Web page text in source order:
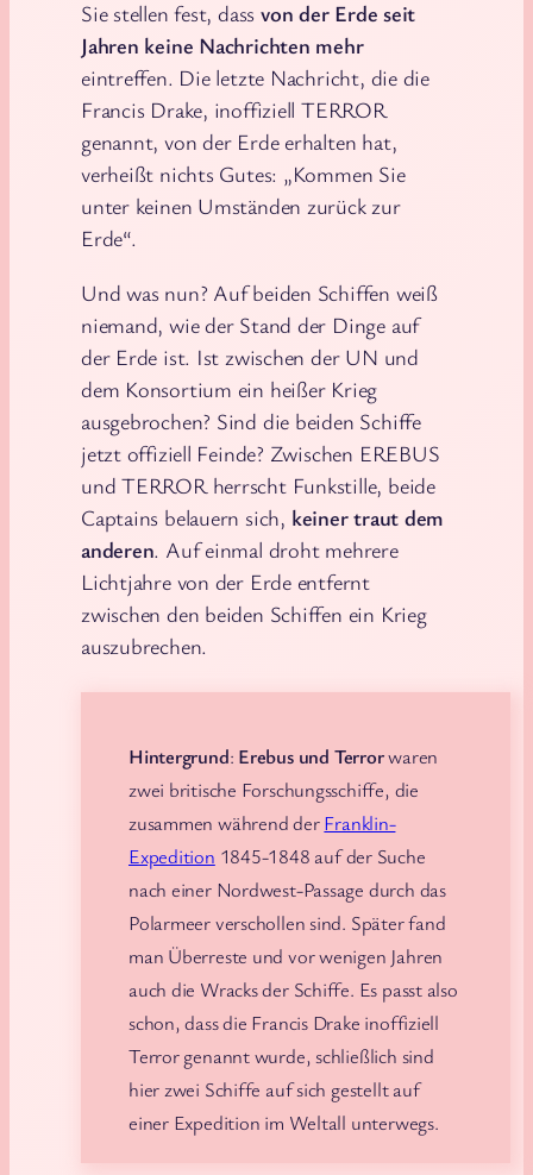
Sie stellen fest, dass von der Erde seit
Jahren keine Nachrichten mehr
eintreffen. Die letzte Nachricht, die die
Francis Drake, inoffiziell TERROR
genannt, von der Erde erhalten hat,
verheißt nichts Gutes: „Kommen Sie
unter keinen Umständen zurück zur
Erde“.
Und was nun? Auf beiden Schiffen weiß
niemand, wie der Stand der Dinge auf
der Erde ist. Ist zwischen der UN und
dem Konsortium ein heißer Krieg
ausgebrochen? Sind die beiden Schiffe
jetzt offiziell Feinde? Zwischen EREBUS
und TERROR herrscht Funkstille, beide
Captains belauern sich, keiner traut dem
anderen. Auf einmal droht mehrere
Lichtjahre von der Erde entfernt
zwischen den beiden Schiffen ein Krieg
auszubrechen.
Hintergrund: Erebus und Terrorwaren
zwei britische Forschungsschiffe, die
zusammen während derFranklin-
Expedition 1845-1848 auf der Suche
nach einer Nordwest-Passage durch das
Polarmeer verschollen sind. Später fand
man Überreste und vor wenigen Jahren
auch die Wracks der Schiffe. Es passt also
schon, dass die Francis Drake inoffiziell
Terror genannt wurde, schließlich sind
hier zwei Schiffe auf sich gestellt auf
einer Expedition im Weltall unterwegs.